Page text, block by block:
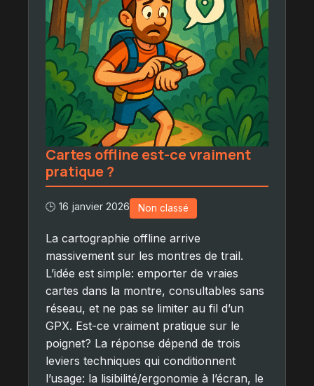
Cartes offline est-ce vraiment
pratique ?
🕒 16 janvier 2026 Non classé
La cartographie offline arrive
massivement sur les montres de trail.
L’idée est simple: emporter de vraies
cartes dans la montre, consultables sans
réseau, et ne pas se limiter au fil d’un
GPX. Est-ce vraiment pratique sur le
poignet? La réponse dépend de trois
leviers techniques qui conditionnent
l’usage: la lisibilité/ergonomie à l’écran, le